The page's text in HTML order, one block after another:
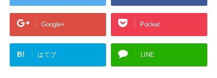
Google+ Pocket
B! はてブ LINE